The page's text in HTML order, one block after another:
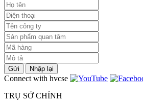
Gửi Nhập lại
Connect with hvcse
TRỤ SỞ CHÍNH